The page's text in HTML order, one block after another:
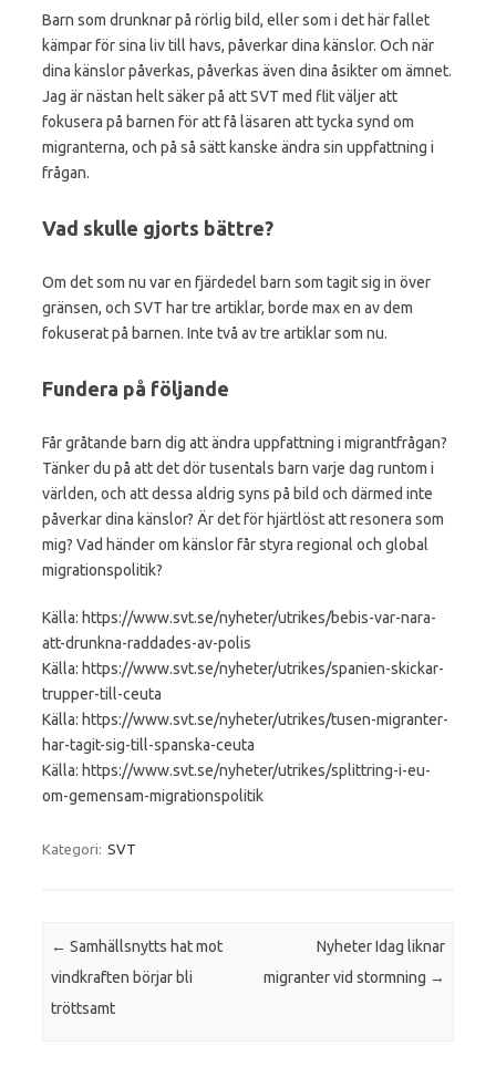
Barn som drunknar på rörlig bild, eller som i det här fallet
kämpar för sina liv till havs, påverkar dina känslor. Och när
dina känslor påverkas, påverkas även dina åsikter om ämnet.
Jag är nästan helt säker på att SVT med flit väljer att
fokusera på barnen för att få läsaren att tycka synd om
migranterna, och på så sätt kanske ändra sin uppfattning i
frågan.
Vad skulle gjorts bättre?
Om det som nu var en fjärdedel barn som tagit sig in över
gränsen, och SVT har tre artiklar, borde max en av dem
fokuserat på barnen. Inte två av tre artiklar som nu.
Fundera på följande
Får gråtande barn dig att ändra uppfattning i migrantfrågan?
Tänker du på att det dör tusentals barn varje dag runtom i
världen, och att dessa aldrig syns på bild och därmed inte
påverkar dina känslor? Är det för hjärtlöst att resonera som
mig? Vad händer om känslor får styra regional och global
migrationspolitik?
Källa: https://www.svt.se/nyheter/utrikes/bebis-var-nara-
att-drunkna-raddades-av-polis
Källa: https://www.svt.se/nyheter/utrikes/spanien-skickar-
trupper-till-ceuta
Källa: https://www.svt.se/nyheter/utrikes/tusen-migranter-
har-tagit-sig-till-spanska-ceuta
Källa: https://www.svt.se/nyheter/utrikes/splittring-i-eu-
om-gemensam-migrationspolitik
Kategori: SVT
Inläggsnavigering
← Samhällsnytts hat mot
vindkraften börjar bli
tröttsamt
Nyheter Idag liknar
migranter vid stormning →